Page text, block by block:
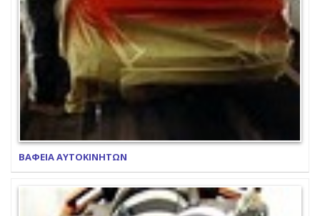
ΒΑΦΕΙΑ ΑΥΤΟΚΙΝΗΤΩΝ